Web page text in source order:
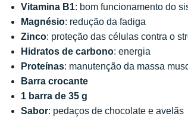
Vitamina B1: bom funcionamento do
Magnésio: redução da fadiga
Zinco: proteção das células contra o
Hidratos de carbono: energia
Proteínas: manutenção da massa
Barra crocante
1 barra de 35 g
Sabor: pedaços de chocolate e avelãs